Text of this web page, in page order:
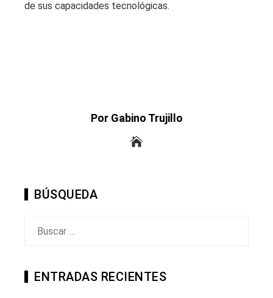
de sus capacidades tecnológicas.
Por Gabino Trujillo
BÚSQUEDA
ENTRADAS RECIENTES